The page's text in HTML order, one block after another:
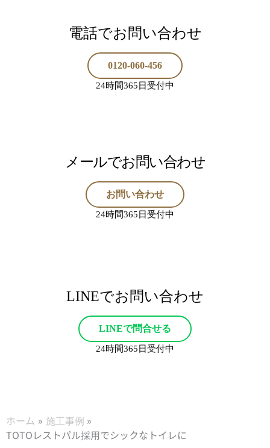
電話でお問い合わせ
0120-060-456
24時間365日受付中
メールでお問い合わせ
お問い合わせ
24時間365日受付中
LINEでお問い合わせ
LINEで問合せる
24時間365日受付中
ホーム
施工事例
TOTOレストパル採用でシックなトイレに